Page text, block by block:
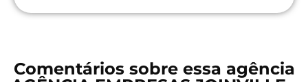
Comentários sobre essa agência